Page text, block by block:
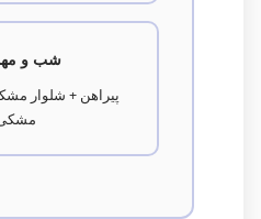
شب و
پیراهن + شلوار